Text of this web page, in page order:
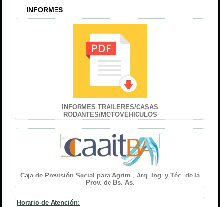
INFORMES
INFORMES TRAILERES/CASAS
RODANTES/MOTOVEHICULOS
Caja de Previsión Social para Agrim., Arq. Ing. y Téc. de la
Prov. de Bs. As.
Horario de Atención: